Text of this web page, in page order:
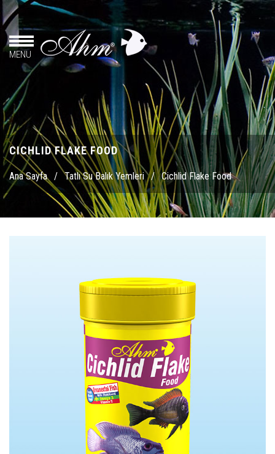
MENU
CICHLID FLAKE FOOD
Ana Sayfa / Tatlı Su Balık Yemleri / Cichlid Flake Food